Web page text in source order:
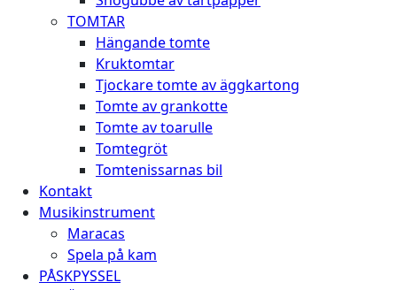
TOMTAR
Hängande tomte
Kruktomtar
Tjockare tomte av äggkartong
Tomte av grankotte
Tomte av toarulle
Tomtegröt
Tomtenissarnas bil
Kontakt
Musikinstrument
Maracas
Spela på kam
PÅSKPYSSEL